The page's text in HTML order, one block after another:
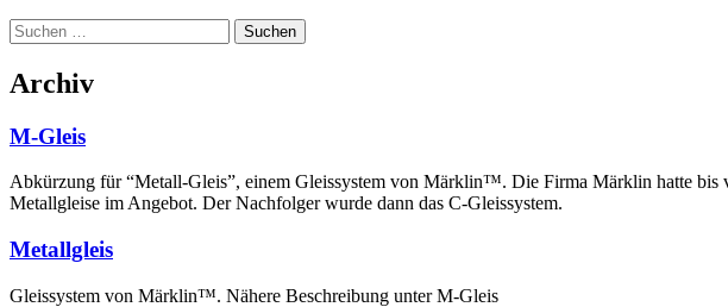
Suchen
nach:
Archiv
M-Gleis
Abkürzung für “Metall-Gleis”, einem Gleissystem von Märklin™. Die Firma Märklin hatte bis
Metallgleise im Angebot. Der Nachfolger wurde dann das C-Gleissystem.
Metallgleis
Gleissystem von Märklin™. Nähere Beschreibung unter M-Gleis